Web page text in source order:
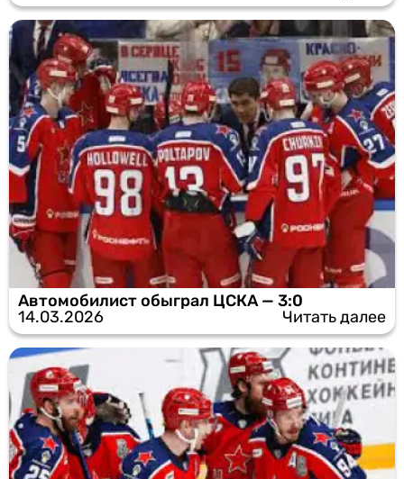
Автомобилист обыграл ЦСКА — 3:0
14.03.2026
Читать далее